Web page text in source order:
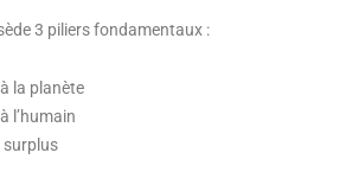
3 piliers fondamentaux :
la planète
l’humain
surplus